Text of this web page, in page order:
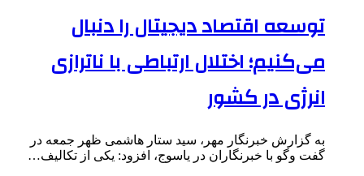
توسعه اقتصاد دیجیتال را دنبال
می‌کنیم؛ اختلال ارتباطی با ناترازی
انرژی در کشور
به گزارش خبرنگار مهر، سید ستار هاشمی ظهر جمعه در
گفت وگو با خبرنگاران در یاسوج، افزود: یکی از تکالیف…